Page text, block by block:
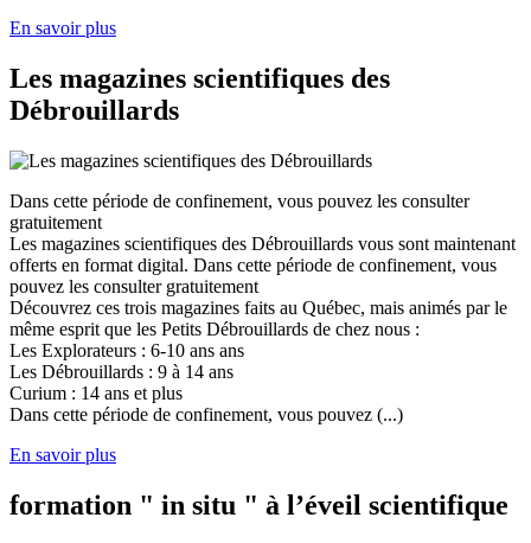
En savoir plus
Les magazines scientifiques des
Débrouillards
Dans cette période de confinement, vous pouvez les consulter
gratuitement
Les magazines scientifiques des Débrouillards vous sont maintenant
offerts en format digital. Dans cette période de confinement, vous
pouvez les consulter gratuitement
Découvrez ces trois magazines faits au Québec, mais animés par le
même esprit que les Petits Débrouillards de chez nous :
Les Explorateurs : 6-10 ans ans
Les Débrouillards : 9 à 14 ans
Curium : 14 ans et plus
Dans cette période de confinement, vous pouvez (...)
En savoir plus
formation " in situ " à l’éveil scientifique